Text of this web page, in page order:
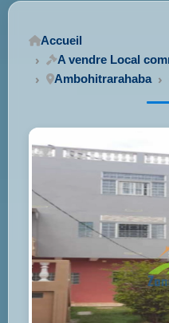
Accueil
A vendre Local
Ambohitrarahaba